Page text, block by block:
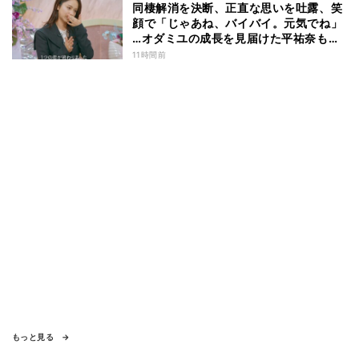
同棲解消を決断、正直な思いを吐露、笑
顔で「じゃあね、バイバイ。元気でね」
…オダミユの成長を見届けた平祐奈も思
わず涙 『ガールオアレディ3』
11時間前
もっと見る